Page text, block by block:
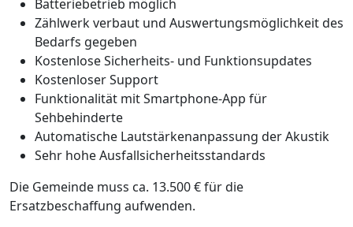
Batteriebetrieb möglich
Zählwerk verbaut und Auswertungsmöglichkeit des
Bedarfs gegeben
Kostenlose Sicherheits- und Funktionsupdates
Kostenloser Support
Funktionalität mit Smartphone-App für
Sehbehinderte
Automatische Lautstärkenanpassung der Akustik
Sehr hohe Ausfallsicherheitsstandards
Die Gemeinde muss ca. 13.500 € für die
Ersatzbeschaffung aufwenden.